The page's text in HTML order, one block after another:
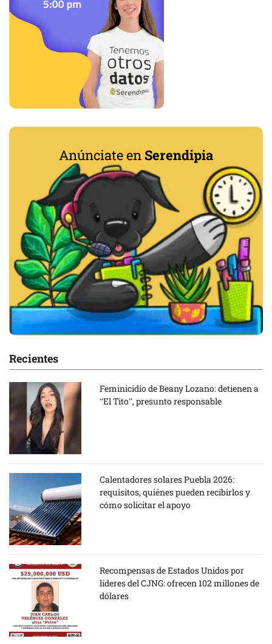
Anúnciate en Serendipia
Recientes
Feminicidio de Beany Lozano: detienen a
“El Tito”, presunto responsable
Calentadores solares Puebla 2026:
requisitos, quiénes pueden recibirlos y
cómo solicitar el apoyo
Recompensas de Estados Unidos por
líderes del CJNG: ofrecen 102 millones de
dólares